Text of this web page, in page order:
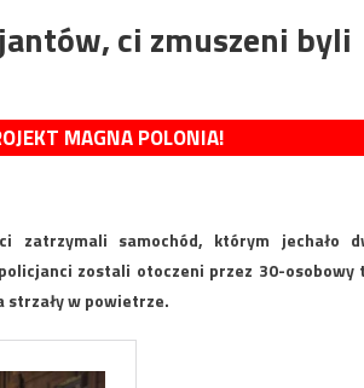
ci zmuszeni byli
MAGNA POLONIA!
zatrzymali samochód, którym jechało
zostali otoczeni przez 30-osobowy
strzały w powietrze.